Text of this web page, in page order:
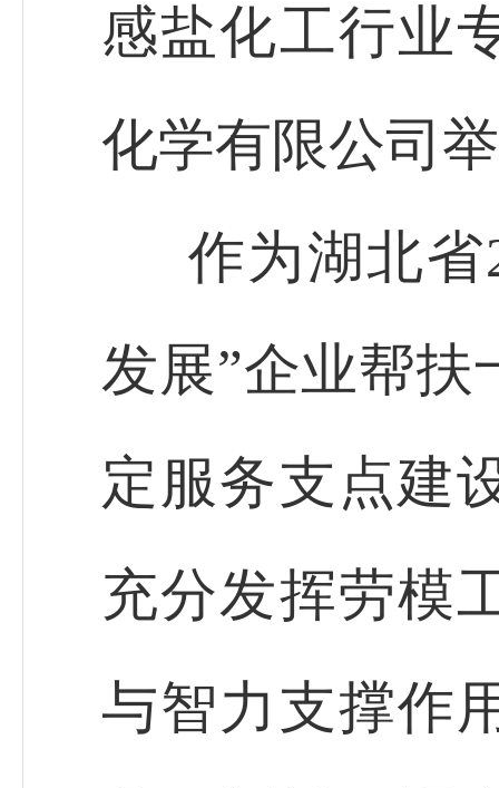
感盐化工行业
化学有限公司
作为湖北省
发展”企业帮
定服务支点建
充分发挥劳模
与智力支撑作